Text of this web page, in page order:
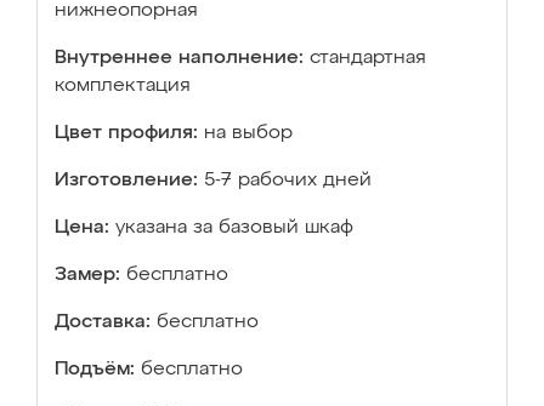
нижнеопорная
Внутреннее наполнение: стандартная
комплектация
Цвет профиля: на выбор
Изготовление: 5-7 рабочих дней
Цена: указана за базовый шкаф
Замер: бесплатно
Доставка: бесплатно
Подъём: бесплатно